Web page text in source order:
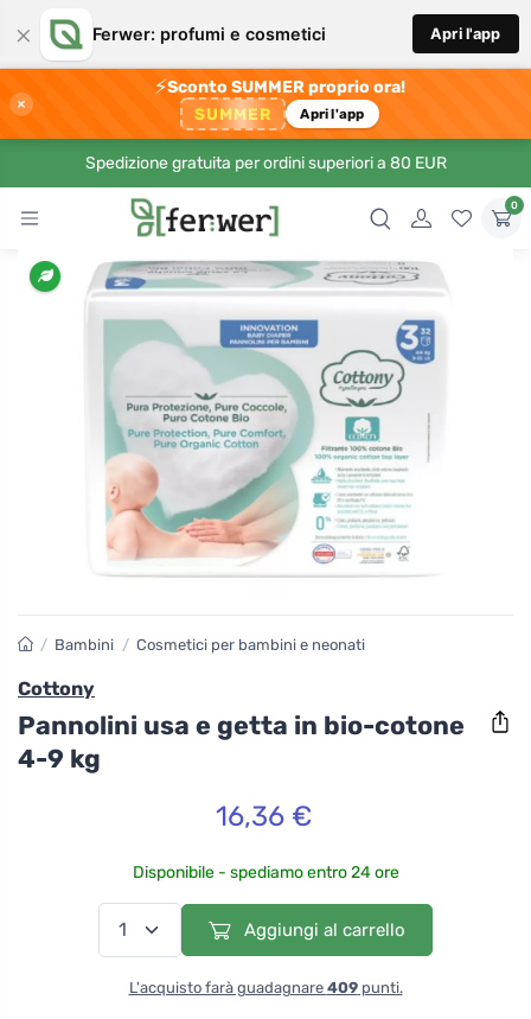
× Ferwer: profumi e cosmetici Apri l'app
×
⚡Sconto SUMMER proprio ora!
SUMMER Apri l'app
Spedizione gratuita per ordini superiori a 80 EUR
0
/ Bambini / Cosmetici per bambini e neonati
Cottony
Pannolini usa e getta in bio-cotone
4-9 kg
16,36 €
Disponibile - spediamo entro 24 ore
Aggiungi al carrello
L'acquisto farà guadagnare 409punti.